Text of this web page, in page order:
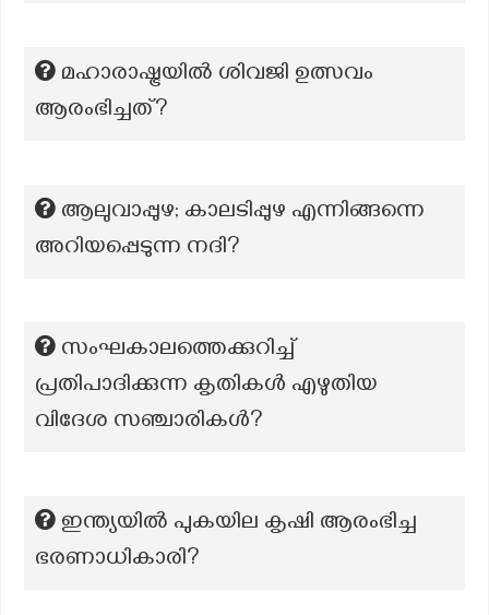
മഹാരാഷ്ട്രയിൽ ശിവജി ഉത്സവം
ആരംഭിച്ചത്?
ആലുവാപ്പുഴ; കാലടിപ്പുഴ എന്നിങ്ങന്നെ
അറിയപ്പെടുന്ന നദി?
സംഘകാലത്തെക്കുറിച്ച്
പ്രതിപാദിക്കുന്ന കൃതികൾ എഴുതിയ
വിദേശ സഞ്ചാരികൾ?
ഇന്ത്യയിൽ പുകയില കൃഷി ആരംഭിച്ച
ഭരണാധികാരി?